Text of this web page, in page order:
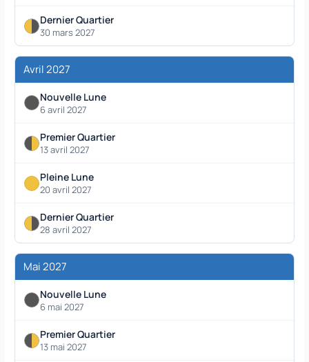
Dernier Quartier
30 mars 2027
Avril 2027
Nouvelle Lune
6 avril 2027
Premier Quartier
13 avril 2027
Pleine Lune
20 avril 2027
Dernier Quartier
28 avril 2027
Mai 2027
Nouvelle Lune
6 mai 2027
Premier Quartier
13 mai 2027